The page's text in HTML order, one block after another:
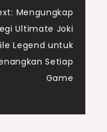
Mengungkap
Ultimate Joki
Legend untuk
Setiap
Game